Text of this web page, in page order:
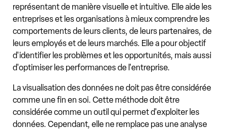
représentant de manière visuelle et intuitive. Elle aide les
entreprises et les organisations à mieux comprendre les
comportements de leurs clients, de leurs partenaires, de
leurs employés et de leurs marchés. Elle a pour objectif
d'identifier les problèmes et les opportunités, mais aussi
d'optimiser les performances de l'entreprise.
La visualisation des données ne doit pas être considérée
comme une fin en soi. Cette méthode doit être
considérée comme un outil qui permet d'exploiter les
données. Cependant, elle ne remplace pas une analyse